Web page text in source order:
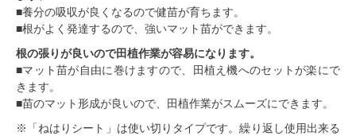
■養分の吸収が良くなるので健苗が育ちます。
■根がよく発達するので、強いマット苗ができます。
根の張りが良いので田植作業が容易になります。
■マット苗が自由に巻けますので、田植え機へのセットが楽にで
きます。
■苗のマット形成が良いので、田植作業がスムーズにできます。
※「ねはりシート」は使い切りタイプです。繰り返し使用出来る